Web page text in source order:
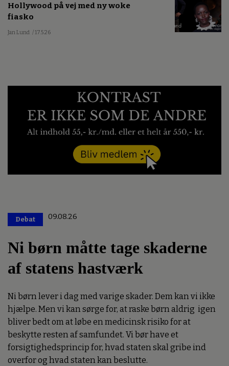
Hollywood på vej med ny woke
fiasko
Jan Lund / 17.5.26
Debat 09.08.26
Ni børn måtte tage skaderne
af statens hastværk
Ni børn lever i dag med varige skader. Dem kan vi ikke
hjælpe. Men vi kan sørge for, at raske børn aldrig igen
bliver bedt om at løbe en medicinsk risiko for at
beskytte resten af samfundet. Vi bør have et
forsigtighedsprincip for, hvad staten skal gribe ind
overfor og hvad staten kan beslutte.